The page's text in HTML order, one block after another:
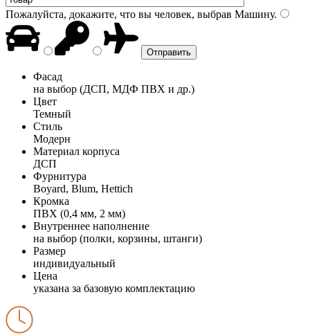
Пожалуйста, докажите, что вы человек, выбрав Машину.
Фасад
на выбор (ДСП, МДФ ПВХ и др.)
Цвет
Темный
Стиль
Модерн
Материал корпуса
ДСП
Фурнитура
Boyard, Blum, Hettich
Кромка
ПВХ (0,4 мм, 2 мм)
Внутреннее наполнение
на выбор (полки, корзины, штанги)
Размер
индивидуальный
Цена
указана за базовую комплектацию